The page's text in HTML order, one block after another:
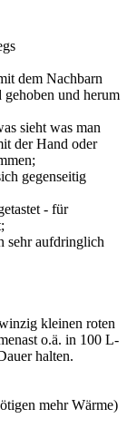
dem Nachbarn
und herum
sieht was man
der Hand oder
gegenseitig
- für
sehr aufdringlich
kleinen roten
o.ä. in 100 L-
halten.
mehr Wärme)